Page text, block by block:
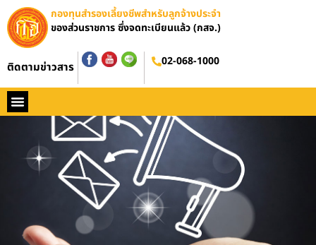
กองทุนสำรองเลี้ยงชีพสำหรับลูกจ้างประจำ
ของส่วนราชการ ซึ่งจดทะเบียนแล้ว (กสจ.)
ติดตามข่าวสาร 02-068-1000